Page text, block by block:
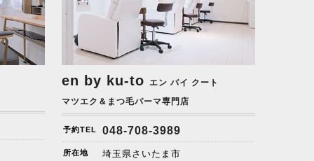
en by ku-to
エン バイ クート
マツエク＆まつ毛パーマ専門店
予約TEL 048-708-3989
所在地
埼玉県さいたま市